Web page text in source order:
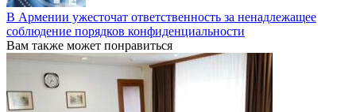
В Армении ужесточат ответственность за ненадлежащее
соблюдение порядков конфиденциальности
Вам также может понравиться